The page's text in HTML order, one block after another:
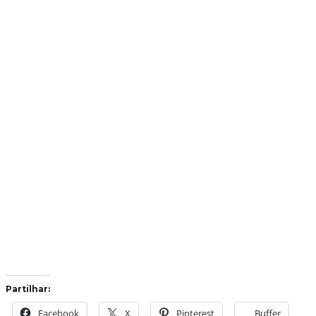
Partilhar:
Facebook X Pinterest Buffer